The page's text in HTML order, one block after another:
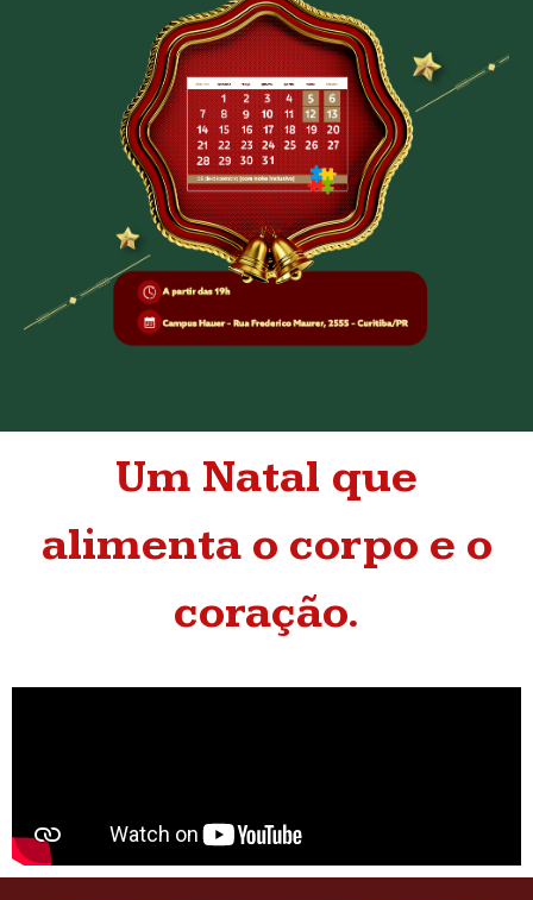
Um Natal que
alimenta o corpo e o
coração.